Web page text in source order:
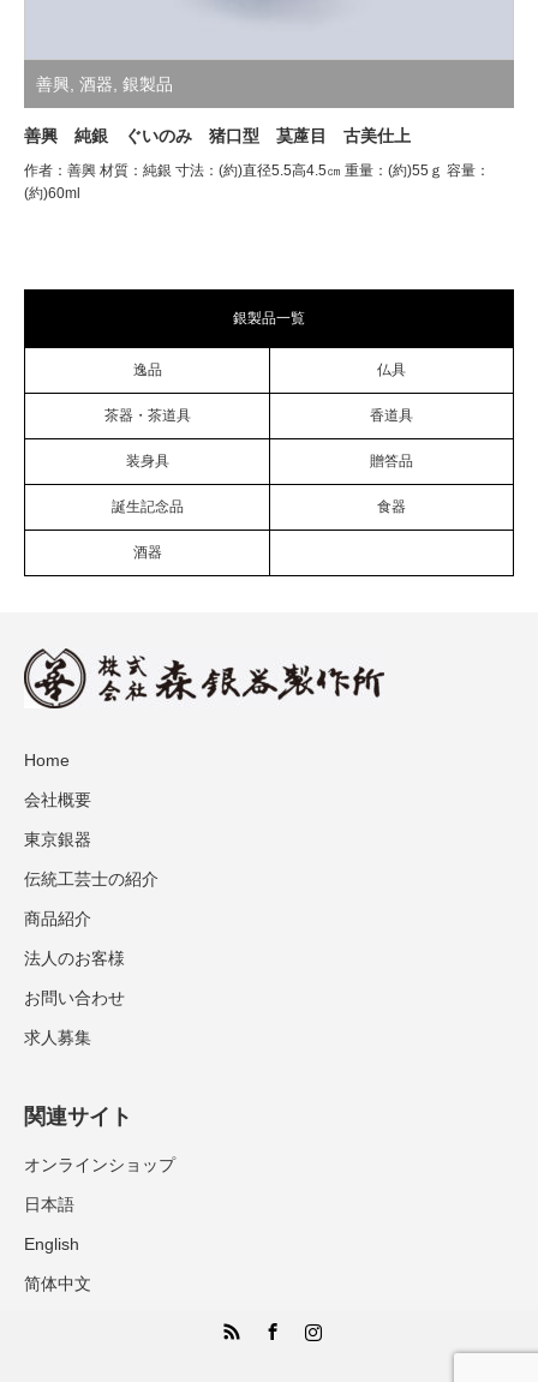
善興 酒器 銀製品
善興 純銀 ぐいのみ 猪口型 茣蓙目 古美仕上
作者：善興 材質：純銀 寸法：(約)直径5.5高4.5㎝ 重量：(約)55ｇ 容量：
(約)60ml
銀製品一覧
逸品 仏具
茶器・茶道具 香道具
装身具 贈答品
誕生記念品 食器
酒器
Home
会社概要
東京銀器
伝統工芸士の紹介
商品紹介
法人のお客様
お問い合わせ
求人募集
関連サイト
オンラインショップ
日本語
English
简体中文
Instagram